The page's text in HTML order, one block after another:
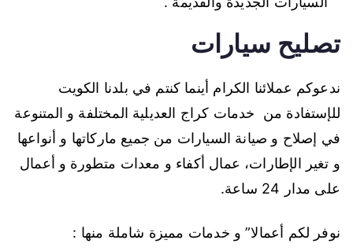
تصليح سيارات
ندعوكم عملائنا الكرام أينما كنتم في بلدنا الكويت
للإستفادة من خدمات كراج العديلية المختلفة و المتنوعة
في إصلاح و صيانة السيارات من جميع ماركاتها و أنواعها
و تغير الإطارات، عمال أكفاء و معدات متطورة و أعمال
على مدار 24 ساعة.
نوفر لكم أعمالا” و خدمات مميزة شاملة منها :